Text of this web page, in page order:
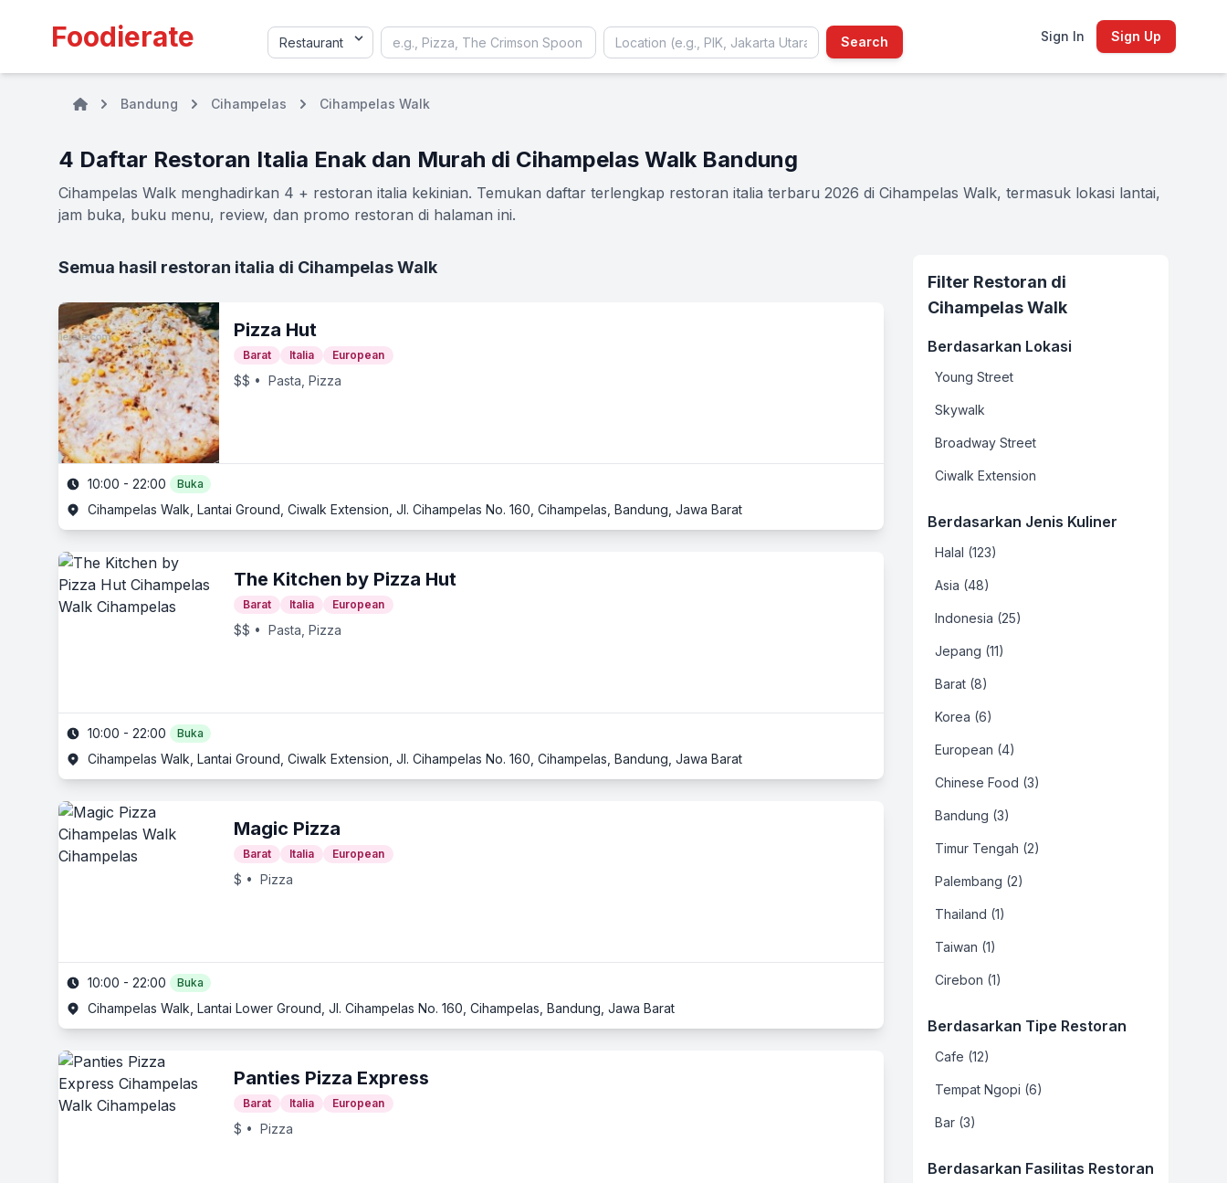
Foodierate Search Sign In Sign Up
Bandung Cihampelas Cihampelas Walk
4 Daftar Restoran Italia Enak dan Murah di Cihampelas Walk Bandung
Cihampelas Walk menghadirkan 4 + restoran italia kekinian. Temukan daftar terlengkap restoran italia terbaru 2026 di Cihampelas Walk, termasuk lokasi lantai,
jam buka, buku menu, review, dan promo restoran di halaman ini.
Semua hasil restoran italia di Cihampelas Walk
Pizza Hut
Barat Italia European
$$ • Pasta, Pizza
10:00 - 22:00 Buka
Cihampelas Walk, Lantai Ground, Ciwalk Extension, Jl. Cihampelas No. 160, Cihampelas, Bandung, Jawa Barat
The Kitchen by Pizza Hut
Barat Italia European
$$ • Pasta, Pizza
10:00 - 22:00 Buka
Cihampelas Walk, Lantai Ground, Ciwalk Extension, Jl. Cihampelas No. 160, Cihampelas, Bandung, Jawa Barat
Magic Pizza
Barat Italia European
$ • Pizza
10:00 - 22:00 Buka
Cihampelas Walk, Lantai Lower Ground, Jl. Cihampelas No. 160, Cihampelas, Bandung, Jawa Barat
Panties Pizza Express
Barat Italia European
$ • Pizza
Filter Restoran di
Cihampelas Walk
Berdasarkan Lokasi
Young Street
Skywalk
Broadway Street
Ciwalk Extension
Berdasarkan Jenis Kuliner
Halal (123)
Asia (48)
Indonesia (25)
Jepang (11)
Barat (8)
Korea (6)
European (4)
Chinese Food (3)
Bandung (3)
Timur Tengah (2)
Palembang (2)
Thailand (1)
Taiwan (1)
Cirebon (1)
Berdasarkan Tipe Restoran
Cafe (12)
Tempat Ngopi (6)
Bar (3)
Berdasarkan Fasilitas Restoran